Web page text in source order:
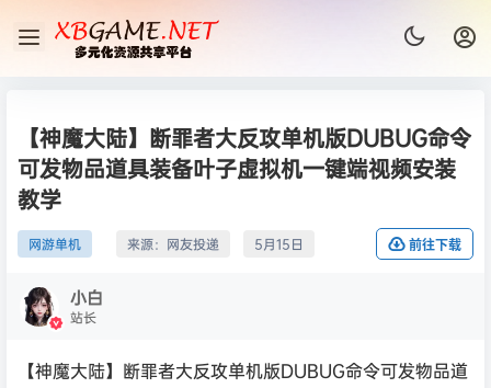
【神魔大陆】断罪者大反攻单机版DUBUG命令
可发物品道具装备叶子虚拟机一键端视频安装
教学
网游单机 来源： 网友投递 5月15日 前往下载
小白
站长
【神魔大陆】断罪者大反攻单机版DUBUG命令可发物品道